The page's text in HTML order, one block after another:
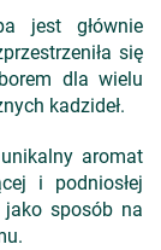
jest głównie
się
dla wielu
kadzideł.
aromat
i podniosłej
jako sposób na